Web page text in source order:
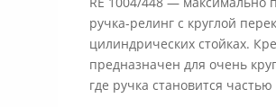
ручка-релинг с круглой
цилиндрических стойках.
предназначен для очень
где ручка становится